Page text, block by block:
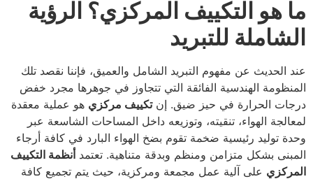
ما هو التكييف المركزي؟ الرؤية
الشاملة للتبريد
عند الحديث عن مفهوم التبريد الشامل والعميق، فإننا نقصد تلك
المنظومة الهندسية الفائقة التي تتجاوز في جوهرها مجرد خفض
درجات الحرارة في حيز ضيق. إنتكييف مركزي هو عملية معقدة
لمعالجة الهواء، تنقيته، وتوزيعه داخل المساحات الشاسعة عبر
وحدة توليد رئيسية ضخمة تقوم بضخ الهواء البارد في كافة أرجاء
المبنى بشكل متزامن ومنظم وبدقة متناهية. تعتمد أنظمة التكييف
المركزي على آلية عمل مجمعة ومركزية، حيث يتم تجميع كافة